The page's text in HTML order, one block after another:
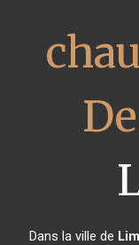
Dans la ville de